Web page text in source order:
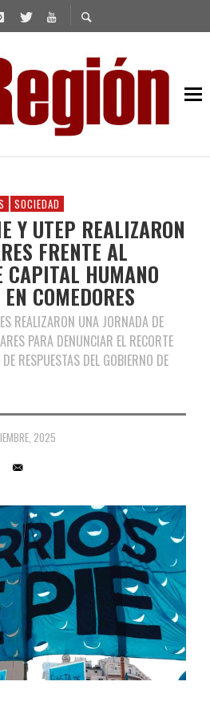
SOCIEDAD
Y UTEP REALIZARON
FRENTE AL
HUMANO
COMEDORES
REALIZARON UNA JORNADA DE
PARA DENUNCIAR EL RECORTE
RESPUESTAS DEL GOBIERNO DE
2025